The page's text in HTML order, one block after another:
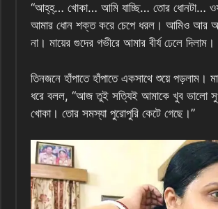
“আহ্‌হ্‌… খোকা… আমি যাচ্ছি… তোর ধোনটা…
আমার ধোন শক্ত করে চেপে ধরল। আমিও আর
না। মায়ের গুদের গভীরে আমার বীর্য ঢেলে দিলাম।
তিনজনে হাঁপাতে হাঁপাতে একসাথে শুয়ে পড়লাম।
ধরে বলল, “আজ তুই সত্যিই আমাকে খুব ভালো
খোকা। তোর সমস্যা পুরোপুরি কেটে গেছে।”